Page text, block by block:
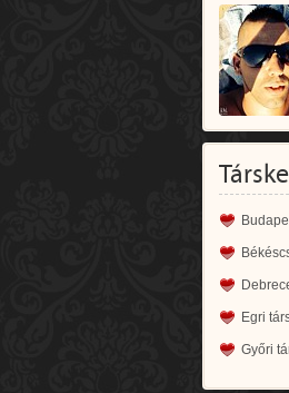
Egri
Győri